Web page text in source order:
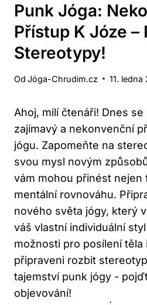
Punk Jóga:
Přístup K Józe –
Stereotypy!
Od Jóga-Chrudim.cz 11. ledna
Ahoj, milí čtenáři! Dnes se
zajímavý a nekonvenční
jógu. Zapomeňte na
svou ‍mysl ⁤novým
vám mohou přinést nejen
mentální ⁢rovnováhu.
nového světa‌ jógy, který​
váš vlastní individuální
možnosti pro posílení ​těla
připraveni rozbit
tajemství‍ punk jógy -⁣
objevování!